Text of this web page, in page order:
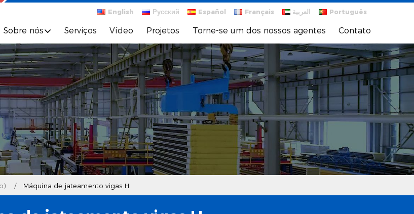
English Русский Español Français العربية Português
Sobre nós Serviços Vídeo Projetos Torne-se um dos nossos agentes Contato
Máquina de jateamento vigas H